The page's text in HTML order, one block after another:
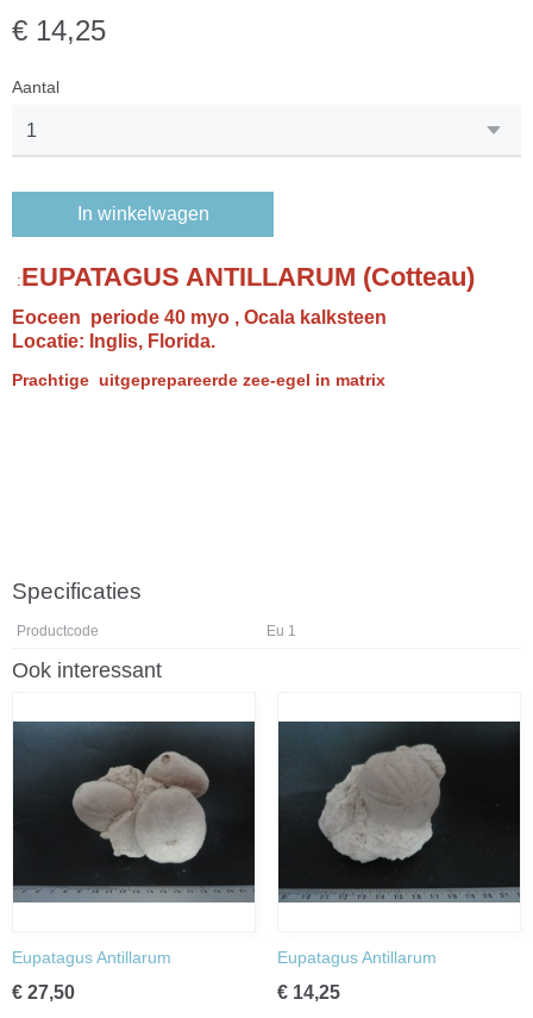
€ 14,25
Aantal
In winkelwagen
:EUPATAGUS ANTILLARUM (Cotteau)
Eoceen periode 40 myo , Ocala kalksteen
Locatie: Inglis, Florida.
Prachtige uitgeprepareerde zee-egel in matrix
Specificaties
Productcode Eu 1
Ook interessant
Eupatagus Antillarum
€ 27,50
Eupatagus Antillarum
€ 14,25